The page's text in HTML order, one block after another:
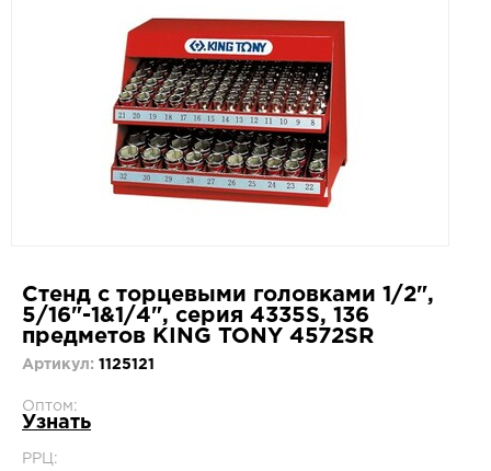
Стенд с торцевыми головками 1/2",
5/16"-1&1/4", серия 4335S, 136
предметов KING TONY 4572SR
Артикул: 1125121
Оптом:
Узнать
РРЦ: